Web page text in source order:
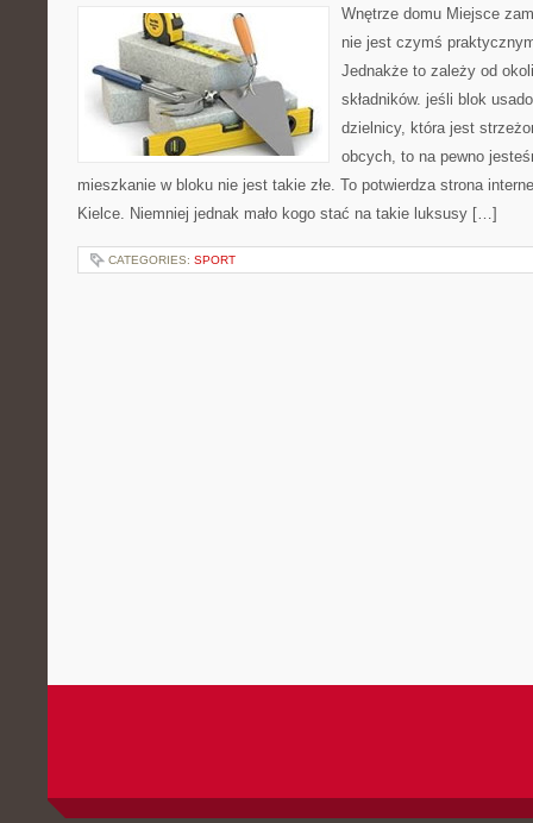
Wnętrze domu Miejsce
nie jest czymś
Jednakże to zależy od
składników. jeśli blok
dzielnicy, która jest
obcych, to na pewno
mieszkanie w bloku nie jest takie złe. To potwierdza strona
Kielce. Niemniej jednak mało kogo stać na takie luksusy […]
CATEGORIES: SPORT